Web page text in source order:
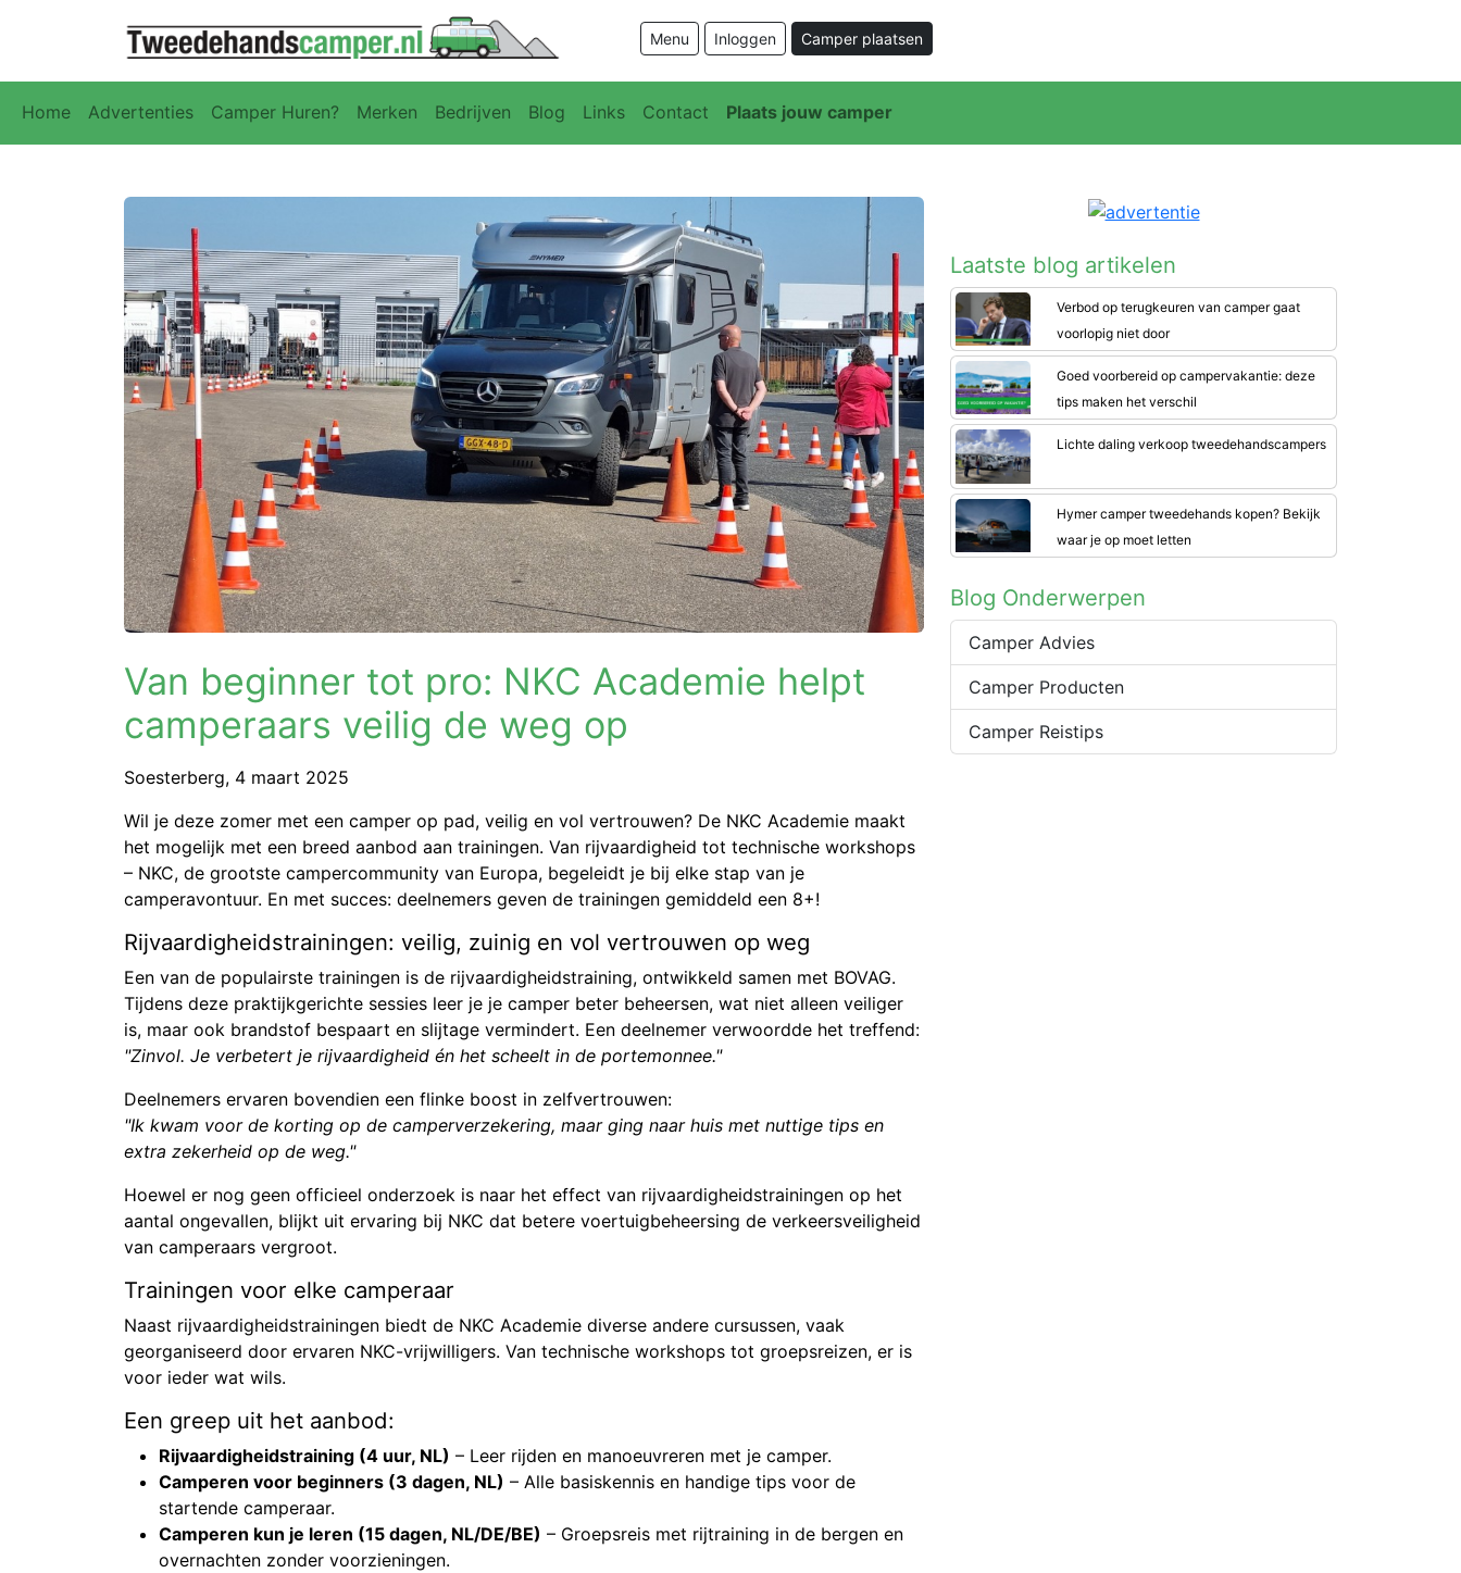
Menu Inloggen Camper plaatsen
Home Advertenties Camper Huren? Merken Bedrijven Blog Links Contact Plaats jouw camper
Van beginner tot pro: NKC Academie helpt
camperaars veilig de weg op
Soesterberg, 4 maart 2025
Wil je deze zomer met een camper op pad, veilig en vol vertrouwen? De NKC Academie maakt
het mogelijk met een breed aanbod aan trainingen. Van rijvaardigheid tot technische workshops
– NKC, de grootste campercommunity van Europa, begeleidt je bij elke stap van je
camperavontuur. En met succes: deelnemers geven de trainingen gemiddeld een 8+!
Rijvaardigheidstrainingen: veilig, zuinig en vol vertrouwen op weg
Een van de populairste trainingen is de rijvaardigheidstraining, ontwikkeld samen met BOVAG.
Tijdens deze praktijkgerichte sessies leer je je camper beter beheersen, wat niet alleen veiliger
is, maar ook brandstof bespaart en slijtage vermindert. Een deelnemer verwoordde het treffend:
"Zinvol. Je verbetert je rijvaardigheid én het scheelt in de portemonnee."
Deelnemers ervaren bovendien een flinke boost in zelfvertrouwen:
"Ik kwam voor de korting op de camperverzekering, maar ging naar huis met nuttige tips en
extra zekerheid op de weg."
Hoewel er nog geen officieel onderzoek is naar het effect van rijvaardigheidstrainingen op het
aantal ongevallen, blijkt uit ervaring bij NKC dat betere voertuigbeheersing de verkeersveiligheid
van camperaars vergroot.
Trainingen voor elke camperaar
Naast rijvaardigheidstrainingen biedt de NKC Academie diverse andere cursussen, vaak
georganiseerd door ervaren NKC-vrijwilligers. Van technische workshops tot groepsreizen, er is
voor ieder wat wils.
Een greep uit het aanbod:
Rijvaardigheidstraining (4 uur, NL) – Leer rijden en manoeuvreren met je camper.
Camperen voor beginners (3 dagen, NL) – Alle basiskennis en handige tips voor de
startende camperaar.
Camperen kun je leren (15 dagen, NL/DE/BE) – Groepsreis met rijtraining in de bergen en
overnachten zonder voorzieningen.
Laatste blog artikelen
Verbod op terugkeuren van camper gaat
voorlopig niet door
Goed voorbereid op campervakantie: deze
tips maken het verschil
Lichte daling verkoop tweedehandscampers
Hymer camper tweedehands kopen? Bekijk
waar je op moet letten
Blog Onderwerpen
Camper Advies
Camper Producten
Camper Reistips